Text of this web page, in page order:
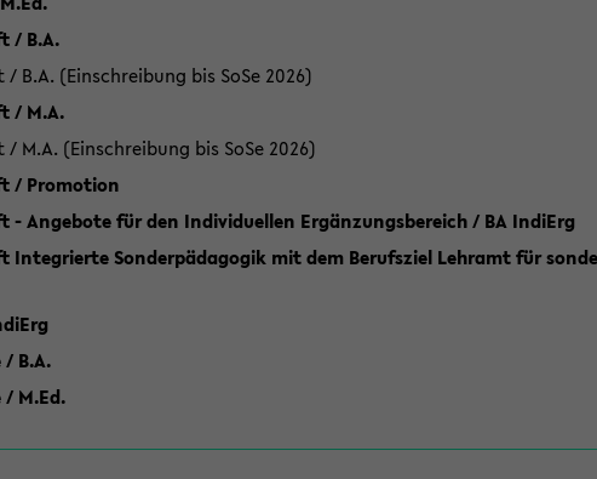
/ B.A.
B.A. (Einschreibung bis SoSe 2026)
/ M.A.
M.A. (Einschreibung bis SoSe 2026)
/ Promotion
- Angebote für den Individuellen Ergänzungsbereich / BA IndiErg
Integrierte Sonderpädagogik mit dem Berufsziel Lehramt für
/ B.A.
/ M.Ed.